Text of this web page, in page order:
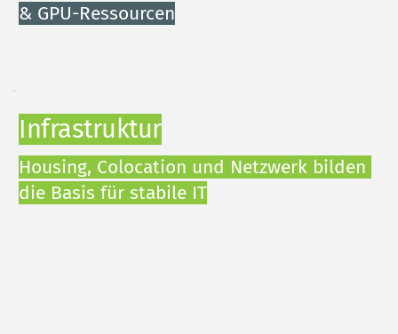
& GPU-Ressourcen
Infrastruktur
Housing, Colocation und Netzwerk bilden
die Basis für stabile IT